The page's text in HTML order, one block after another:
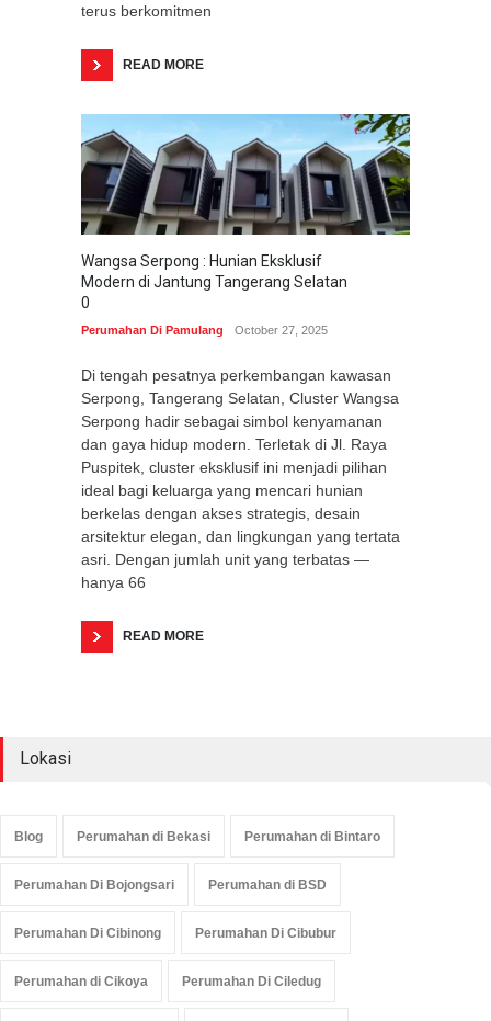
terus berkomitmen
READ MORE
Wangsa Serpong : Hunian Eksklusif
Modern di Jantung Tangerang Selatan
0
Perumahan Di Pamulang October 27, 2025
Di tengah pesatnya perkembangan kawasan
Serpong, Tangerang Selatan, Cluster Wangsa
Serpong hadir sebagai simbol kenyamanan
dan gaya hidup modern. Terletak di Jl. Raya
Puspitek, cluster eksklusif ini menjadi pilihan
ideal bagi keluarga yang mencari hunian
berkelas dengan akses strategis, desain
arsitektur elegan, dan lingkungan yang tertata
asri. Dengan jumlah unit yang terbatas —
hanya 66
READ MORE
Lokasi
Blog Perumahan di Bekasi Perumahan di Bintaro
Perumahan Di Bojongsari Perumahan di BSD
Perumahan Di Cibinong Perumahan Di Cibubur
Perumahan di Cikoya Perumahan Di Ciledug